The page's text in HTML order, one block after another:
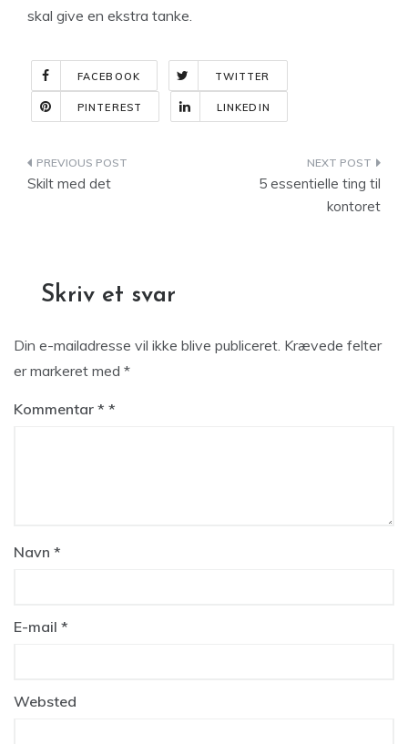
skal give en ekstra tanke.
FACEBOOK TWITTER
PINTEREST LINKEDIN
Indlægsnavigation
Skilt med det
5 essentielle ting til
kontoret
Skriv et svar
Din e-mailadresse vil ikke blive publiceret. Krævede felter
er markeret med *
Kommentar *
Navn *
E-mail *
Websted